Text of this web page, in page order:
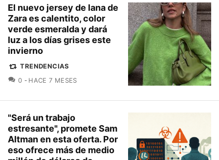
El nuevo jersey de lana de
Zara es calentito, color
verde esmeralda y dará
luz a los días grises este
invierno
TRENDENCIAS
0 COMENTARIOS
HACE 7 MESES
"Será un trabajo
estresante", promete Sam
Altman en esta oferta. Por
eso ofrece más de medio